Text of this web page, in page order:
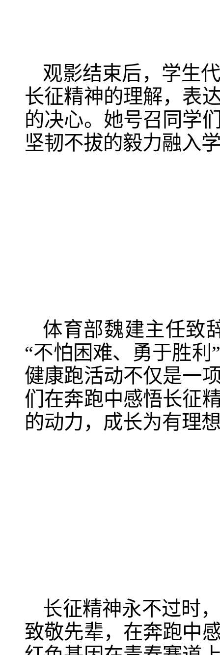
观影结束后，学生
长征精神的理解，表
的决心。她号召同学
坚韧不拔的毅力融入
体育部魏建主任致
“不怕困难、勇于胜
健康跑活动不仅是一
们在奔跑中感悟长征
的动力，成长为有理
长征精神永不过时
致敬先辈，在奔跑中